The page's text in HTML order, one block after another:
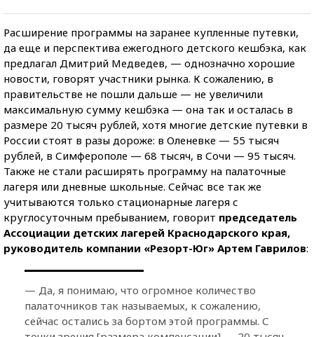
Расширение программы на заранее купленные путевки,
да еще и перспектива ежегодного детского кешбэка, как
предлагал Дмитрий Медведев, — однозначно хорошие
новости, говорят участники рынка. К сожалению, в
правительстве не пошли дальше — не увеличили
максимальную сумму кешбэка — она так и осталась в
размере 20 тысяч рублей, хотя многие детские путевки в
России стоят в разы дороже: в Оленевке — 55 тысяч
рублей, в Симферополе — 68 тысяч, в Сочи — 95 тысяч.
Также не стали расширять программу на палаточные
лагеря или дневные школьные. Сейчас все так же
учитываются только стационарные лагеря с
круглосуточным пребыванием, говорит председатель
Ассоциации детских лагерей Краснодарского края,
руководитель компании «Резорт-Юг» Артем Гаврилов:
— Да, я понимаю, что огромное количество
палаточников так называемых, к сожалению,
сейчас остались за бортом этой программы. С